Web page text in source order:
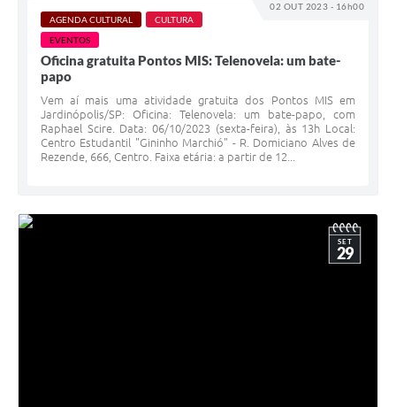
02 OUT 2023 - 16h00
AGENDA CULTURAL
CULTURA
EVENTOS
Oficina gratuita Pontos MIS: Telenovela: um bate-
papo
Vem aí mais uma atividade gratuita dos Pontos MIS em
Jardinópolis/SP: Oficina: Telenovela: um bate-papo, com
Raphael Scire. Data: 06/10/2023 (sexta-feira), às 13h Local:
Centro Estudantil "Gininho Marchió" - R. Domiciano Alves de
Rezende, 666, Centro. Faixa etária: a partir de 12...
SET
29